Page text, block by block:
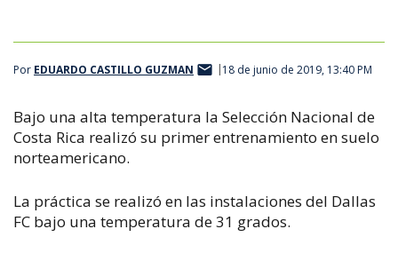
Por EDUARDO CASTILLO GUZMAN 18 de junio de 2019, 13:40 PM
Bajo una alta temperatura la Selección Nacional de
Costa Rica realizó su primer entrenamiento en suelo
norteamericano.
La práctica se realizó en las instalaciones del Dallas
FC bajo una temperatura de 31 grados.